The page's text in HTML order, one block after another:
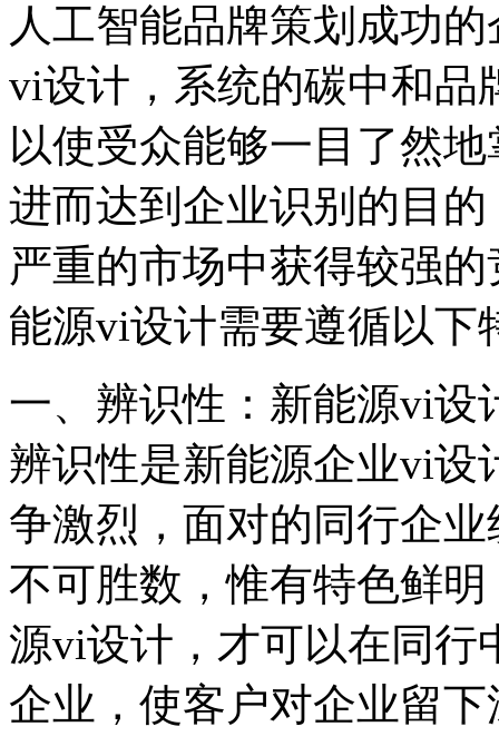
人工智能品牌策划成功
vi设计，系统的碳中和品
以使受众能够一目了然
进而达到企业识别的目
严重的市场中获得较强
能源vi设计需要遵循以下
一、辨识性：新能源vi设
辨识性是新能源企业vi设
争激烈，面对的同行企
不可胜数，惟有特色鲜
源vi设计，才可以在同行
企业，使客户对企业留